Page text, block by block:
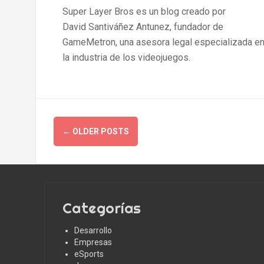
Super Layer Bros es un blog creado por
David Santiváñez Antunez, fundador de
GameMetron, una asesora legal especializada en
la industria de los videojuegos.
Posts
navigation
← OLDER POSTS
Categorías
Desarrollo
Empresas
eSports